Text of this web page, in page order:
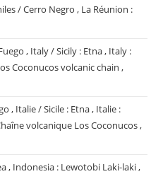
/ Cerro Negro , La Réunion :
, Italy / Sicily : Etna , Italy :
Coconucos volcanic chain ,
, Italie / Sicile : Etna , Italie :
volcanique Los Coconucos ,
, Indonesia : Lewotobi Laki-laki ,